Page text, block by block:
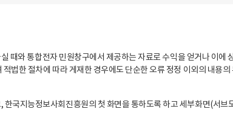
때와 통합전자 민원창구에서 제공하는 자료로 수익을 얻거나 이에
한 절차에 따라 게재한 경우에도 단순한 오류 정정 이외의 내용
국지능정보사회진흥원의 첫 화면을 통하도록 하고 세부화면(서브